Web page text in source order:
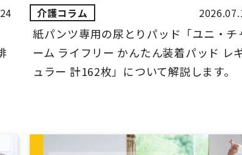
紙パンツ専用の尿とりパッド「ユニ・チ
ーム ライフリー かんたん装着パッド レ
ュラー 計162枚」について解説します。